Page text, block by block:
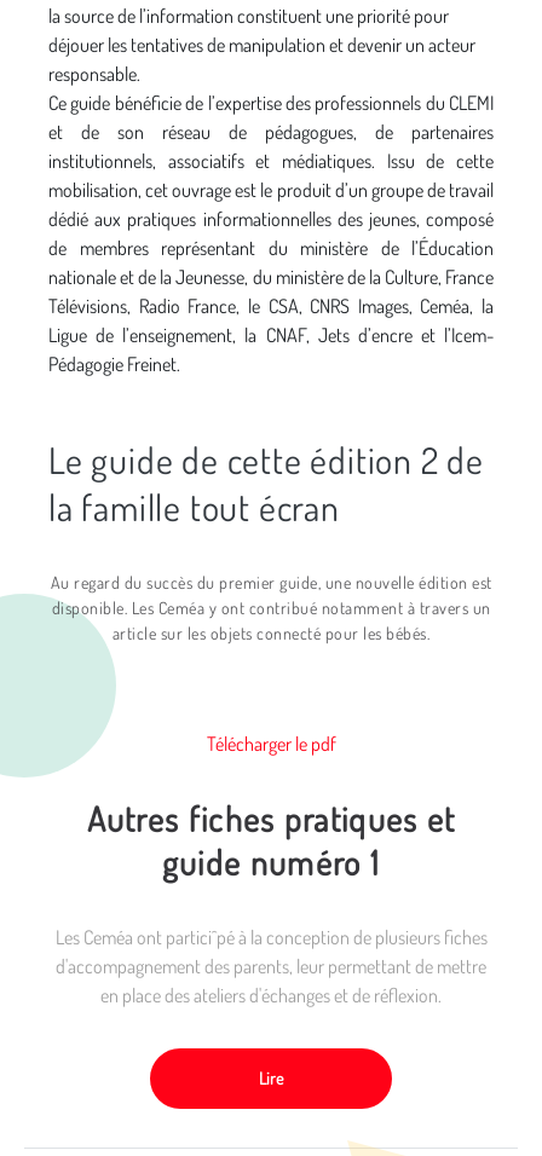
la source de l’information constituent une priorité pour
déjouer les tentatives de manipulation et devenir un acteur
responsable.
Ce guide bénéficie de l’expertise des professionnels du CLEMI
et de son réseau de pédagogues, de partenaires
institutionnels, associatifs et médiatiques. Issu de cette
mobilisation, cet ouvrage est le produit d’un groupe de travail
dédié aux pratiques informationnelles des jeunes, composé
de membres représentant du ministère de l’Éducation
nationale et de la Jeunesse, du ministère de la Culture, France
Télévisions, Radio France, le CSA, CNRS Images, Ceméa, la
Ligue de l’enseignement, la CNAF, Jets d’encre et l’Icem-
Pédagogie Freinet.
Le guide de cette édition 2 de
la famille tout écran
Au regard du succès du premier guide, une nouvelle édition est
disponible. Les Ceméa y ont contribué notamment à travers un
article sur les objets connecté pour les bébés.
Télécharger le pdf
Autres fiches pratiques et
guide numéro 1
Les Ceméa ont partici^pé à la conception de plusieurs fiches
d'accompagnement des parents, leur permettant de mettre
en place des ateliers d'échanges et de réflexion.
Lire